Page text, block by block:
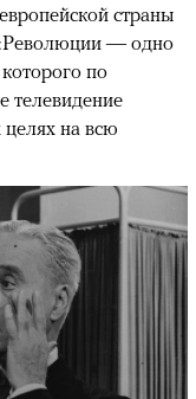
страны
— одно
по
телевидение
целях на всю